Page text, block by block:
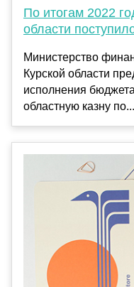
По итогам 2022
области
Министерство
Курской области
исполнения
областную казну по...